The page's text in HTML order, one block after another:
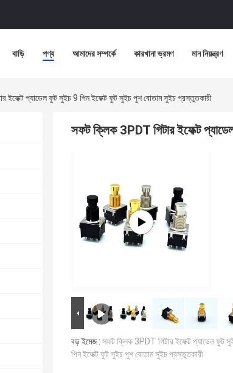
বাড়ি পণ্য আমাদের সম্পর্কে কারখানা ভ্রমণ মান নিয়ন্ত্রণ
ইফেক্ট প্যাডেল ফুট সুইচ 9 পিন ইফেক্ট ফুট সুইচ পুশ বোতাম সুইচ প্রস্তুতকারী
সফট ক্লিক 3PDT গিটার ইফেক্ট
বড় ইমেজ : সফট ক্লিক 3PDT গিটার ইফেক্ট প্যাডেল ফুট
পিন ইফেক্ট ফুট সুইচ পুশ বোতাম সুইচ প্রস্তুতকারী